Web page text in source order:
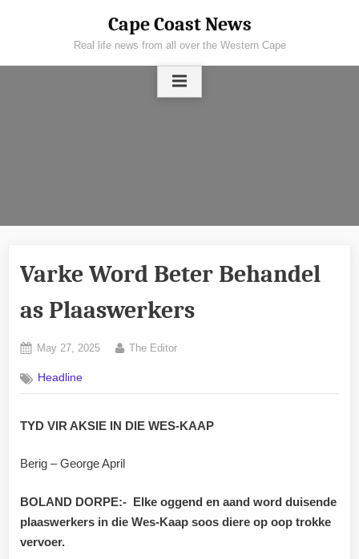
Cape Coast News
Real life news from all over the Western Cape
Varke Word Beter Behandel
as Plaaswerkers
Posted
May 27, 2025 By
The Editor
Headline
TYD VIR AKSIE IN DIE WES-KAAP
Berig – George April
BOLAND DORPE:- Elke oggend en aand word duisende
plaaswerkers in die Wes-Kaap soos diere op oop trokke
vervoer.